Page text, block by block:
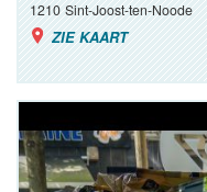
1210 Sint-Joost-ten-Noode
ZIE KAART